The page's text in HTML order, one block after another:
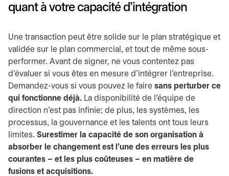
quant à votre capacité d’intégration
Une transaction peut être solide sur le plan stratégique et
validée sur le plan commercial, et tout de même sous-
performer. Avant de signer, ne vous contentez pas
d’évaluer si vous êtes en mesure d’intégrer l’entreprise.
Demandez-vous si vous pouvez le faire sans perturber ce
qui fonctionne déjà. La disponibilité de l’équipe de
direction n’est pas infinie; de plus, les systèmes, les
processus, la gouvernance et les talents ont tous leurs
limites. Surestimer la capacité de son organisation à
absorber le changement est l’une des erreurs les plus
courantes – et les plus coûteuses – en matière de
fusions et acquisitions.